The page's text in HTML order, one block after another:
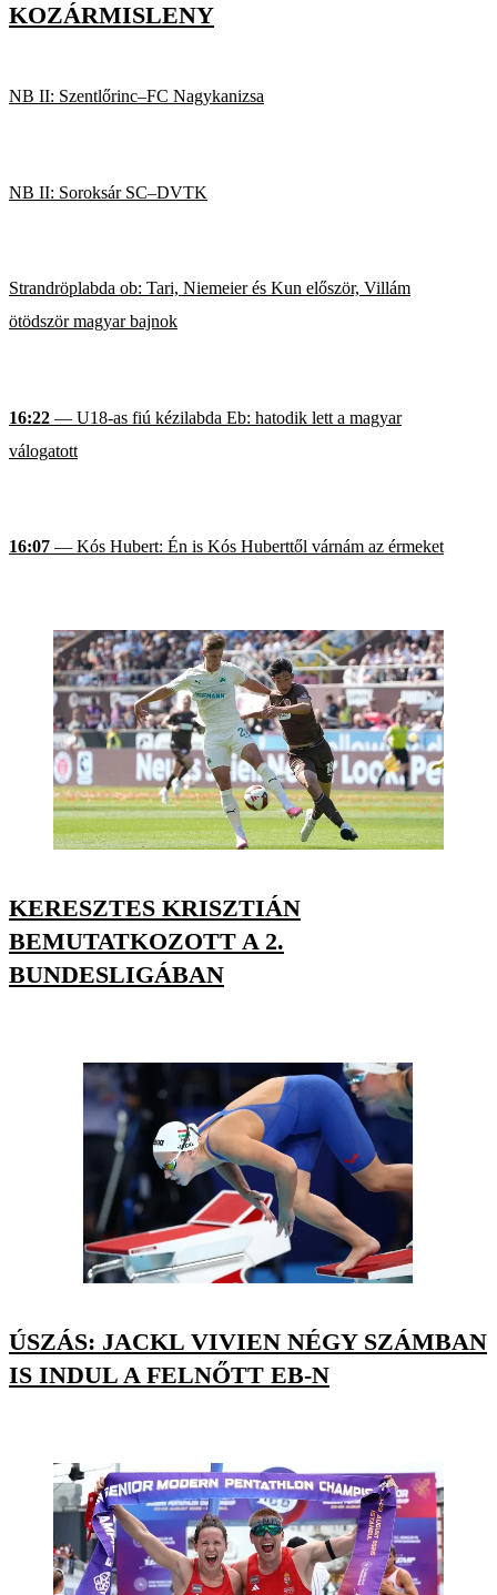
KOZÁRMISLENY
NB II: Szentlőrinc–FC Nagykanizsa
NB II: Soroksár SC–DVTK
Strandröplabda ob: Tari, Niemeier és Kun először, Villám
ötödször magyar bajnok
16:22 — U18-as fiú kézilabda Eb: hatodik lett a magyar
válogatott
16:07 — Kós Hubert: Én is Kós Huberttől várnám az érmeket
KERESZTES KRISZTIÁN
BEMUTATKOZOTT A 2.
BUNDESLIGÁBAN
ÚSZÁS: JACKL VIVIEN NÉGY SZÁMBAN
IS INDUL A FELNŐTT EB-N